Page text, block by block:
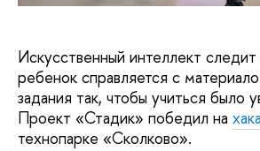
Искусственный интеллект следит
ребенок справляется с
задания так, чтобы учиться было
Проект «Стадик» победил на
технопарке «Сколково».